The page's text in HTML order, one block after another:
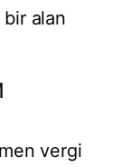
alan
vergi